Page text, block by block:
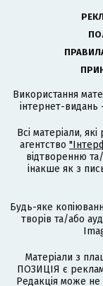
Використання
інтернет-видань
Всі матеріали,
агентство
відтворенню
інакше як з
Будь-яке
творів та/або
Матеріали з
ПОЗИЦІЯ є
Редакція може не